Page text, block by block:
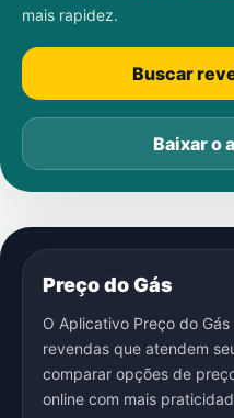
mais rapidez.
Buscar
Baixar o
Preço do Gás
O Aplicativo Preço do
revendas que atendem
comparar opções de
online com mais